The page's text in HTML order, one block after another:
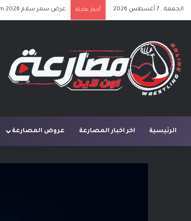
الجمعة , 7 أغسطس 2026 أخبار عاجلة عرض سمر سلام SummerSlam 2026 الليلة الأولى كامل مترجم
الرئيسية اخر اخبار المصارعة عروض المصارعة